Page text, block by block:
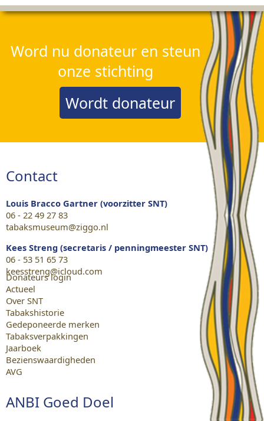
Word nu donateur en steun
onze stichting
Wordt donateur
Contact
Louis Bracco Gartner (voorzitter SNT)
06 - 22 49 27 83
tabaksmuseum@ziggo.nl
Kees Streng (secretaris / penningmeester SNT)
06 - 53 51 65 73
keesstreng@icloud.com
Donateurs login
Actueel
Over SNT
Tabakshistorie
Gedeponeerde merken
Tabaksverpakkingen
Jaarboek
Bezienswaardigheden
AVG
ANBI Goed Doel